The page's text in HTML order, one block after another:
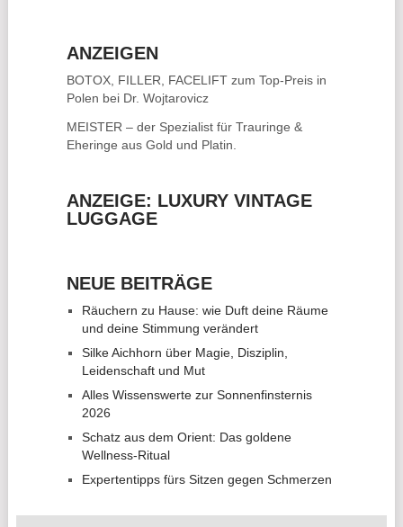
ANZEIGEN
BOTOX, FILLER, FACELIFTzum Top-Preis in
Polen bei Dr. Wojtarovicz
MEISTER – der Spezialist für Trauringe &
Eheringe aus Gold und Platin.
ANZEIGE: LUXURY VINTAGE
LUGGAGE
NEUE BEITRÄGE
Räuchern zu Hause: wie Duft deine Räume
und deine Stimmung verändert
Silke Aichhorn über Magie, Disziplin,
Leidenschaft und Mut
Alles Wissenswerte zur Sonnenfinsternis
2026
Schatz aus dem Orient: Das goldene
Wellness-Ritual
Expertentipps fürs Sitzen gegen Schmerzen